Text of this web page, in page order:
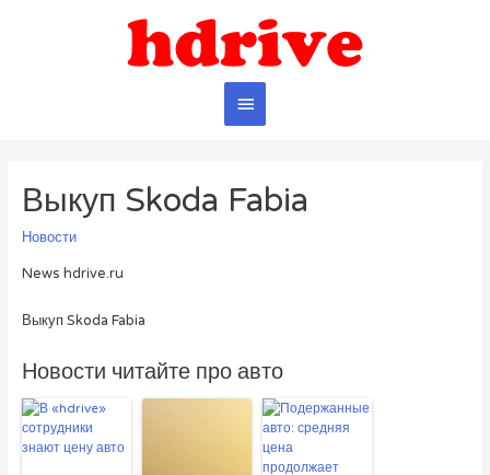
Главное
Выкуп Skoda Fabia
Новости
News hdrive.ru
Выкуп Skoda Fabia
Новости читайте про авто